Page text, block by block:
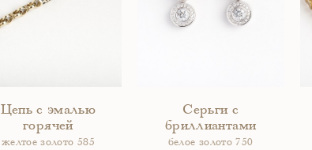
Цепь с эмалью
горячей
желтое золото 585
Серьги с
бриллиантами
белое золото 750